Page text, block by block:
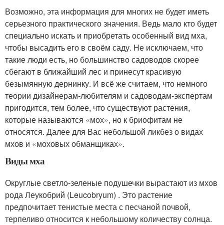
Возможно, эта информация для многих не будет иметь
серьезного практического значения. Ведь мало кто будет
специально искать и приобретать особенный вид мха,
чтобы высадить его в своём саду. Не исключаем, что
такие люди есть, но большинство садоводов скорее
сбегают в ближайший лес и принесут красивую
безымянную дернинку. И всё же считаем, что немного
теории дизайнерам-любителям и садоводам-экспертам
пригодится, тем более, что существуют растения,
которые называются «мох», но к бриофитам не
относятся. Далее для Вас небольшой ликбез о видах
мхов и «моховых обманщиках».
Виды мха
Округлые светло-зеленые подушечки вырастают из мхов
рода Леукобрий (Leucobryum) . Это растение
предпочитает тенистые места с песчаной почвой,
терпеливо относится к небольшому количеству солнца.